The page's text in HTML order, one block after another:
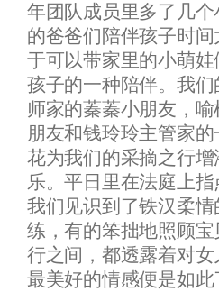
年团队成员里多了几
的爸爸们陪伴孩子时
于可以带家里的小萌
孩子的一种陪伴。我
师家的蓁蓁小朋友，
朋友和钱玲玲主管家
花为我们的采摘之行
乐。平日里在法庭上
我们见识到了铁汉柔
练，有的笨拙地照顾
行之间，都透露着对
最美好的情感便是如